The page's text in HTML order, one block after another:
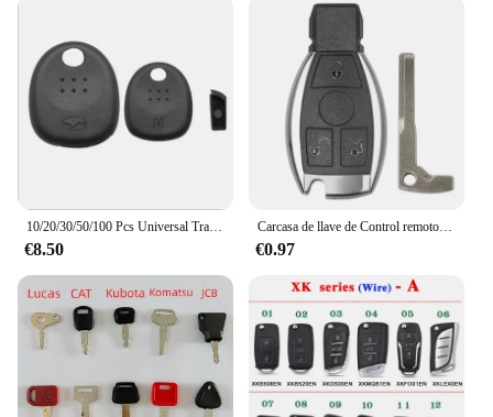
10/20/30/50/100 Pcs Universal Transponder Car Key Handle Fob Shell Case For KeyDiy KD Xhorse VVDI JMD Key Blade Head
€8.50
Carcasa de llave de Control remoto para coche Mercedes Benz, recambio de BGA NEC de 1/5/10 piezas, 2/3/4 botones, W203, W204, W205, W210, W211, W212, W221, W222
€0.97